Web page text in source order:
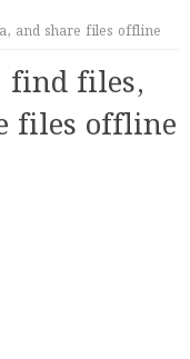
and share files offline
find files,
files offline